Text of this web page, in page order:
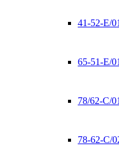
41-52-E/
65-51-E/
78/62-C/
78-62-C/